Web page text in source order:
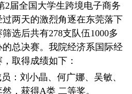
2届全国大学生跨境电子商务
两天的激烈角逐在东莞落下
选后共有278支队伍1000多
总决赛。我院经济系国际经
取得成绩如下：
刘小晶、何广娜、吴敏、
，获得A类 二等奖。